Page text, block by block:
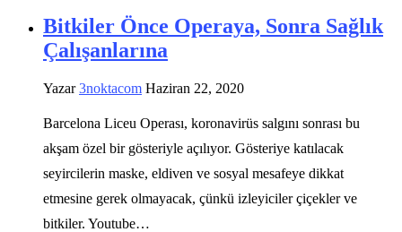
Bitkiler Önce Operaya, Sonra Sağlık
Çalışanlarına
Yazar3noktacom Haziran 22, 2020
Barcelona Liceu Operası, koronavirüs salgını sonrası bu
akşam özel bir gösteriyle açılıyor. Gösteriye katılacak
seyircilerin maske, eldiven ve sosyal mesafeye dikkat
etmesine gerek olmayacak, çünkü izleyiciler çiçekler ve
bitkiler. Youtube…